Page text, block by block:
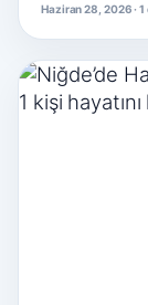
Haziran 28, 2026 ·